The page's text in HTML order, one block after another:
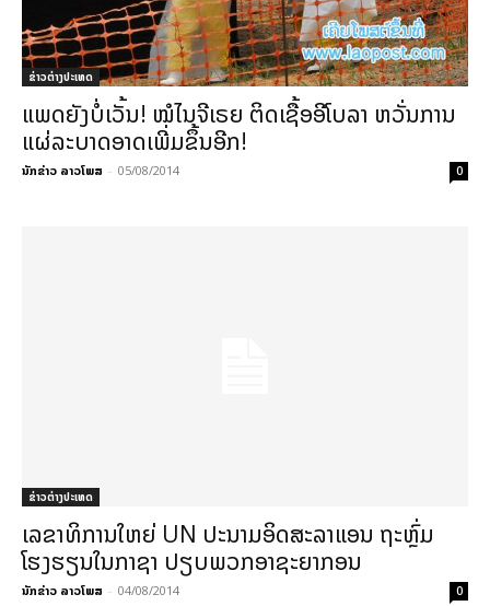
ຂ່າວຕ່າງປະເທດ
ແພດຍັງບໍ່ເວັ້ນ! ໝໍໄນຈີເຣຍ ຕິດເຊື້ອອີໂບລາ ຫວັ່ນການ
ແຜ່ລະບາດອາດເພີ່ມຂຶ້ນອີກ!
ນັກຂ່າວ ລາວໂພສ - 05/08/2014 0
ຂ່າວຕ່າງປະເທດ
ເລຂາທິການໃຫຍ່ UN ປະນາມອິດສະລາແອນ ຖະຫຼົ່ມ
ໂຮງຮຽນໃນກາຊາ ປຽບພວກອາຊະຍາກອນ
ນັກຂ່າວ ລາວໂພສ - 04/08/2014 0